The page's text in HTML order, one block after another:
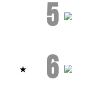
5
6